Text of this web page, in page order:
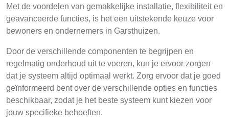
Met de voordelen van gemakkelijke installatie, flexibiliteit en
geavanceerde functies, is het een uitstekende keuze voor
bewoners en ondernemers in Garsthuizen.
Door de verschillende componenten te begrijpen en
regelmatig onderhoud uit te voeren, kun je ervoor zorgen
dat je systeem altijd optimaal werkt. Zorg ervoor dat je goed
geïnformeerd bent over de verschillende opties en functies
beschikbaar, zodat je het beste systeem kunt kiezen voor
jouw specifieke behoeften.